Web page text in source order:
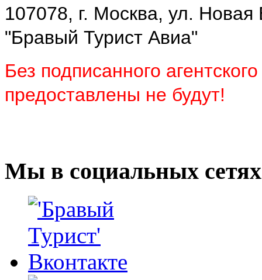
107078, г. Москва, ул.
"Бравый Турист Авиа"
Без подписанного
предоставлены не будут!
Мы в социальных сетях